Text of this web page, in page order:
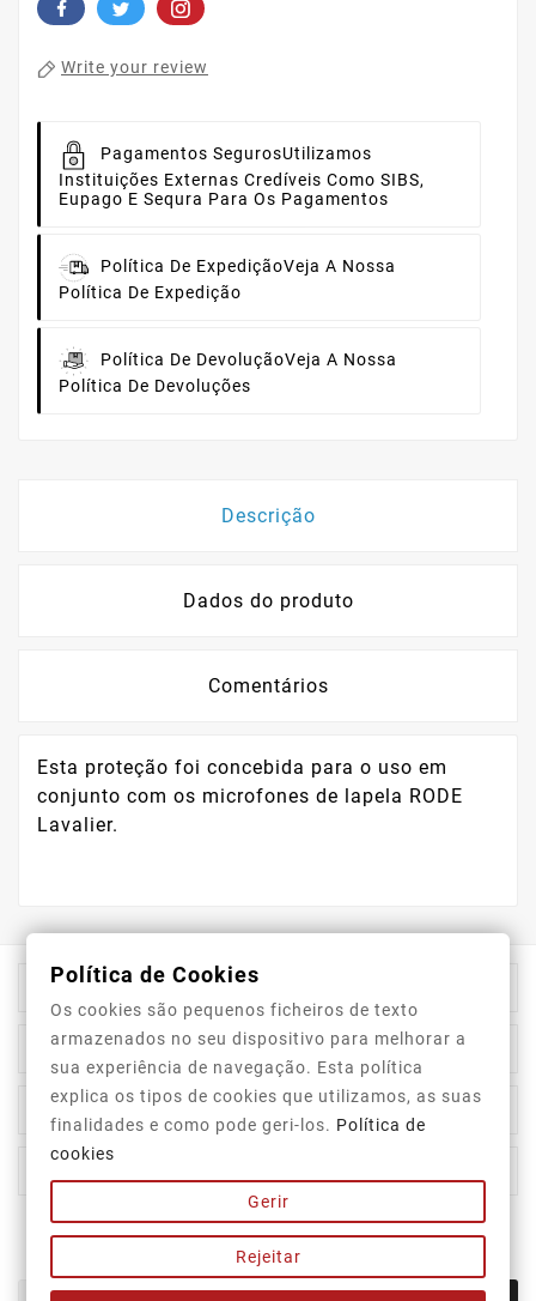
Write your review
Pagamentos SegurosUtilizamos
Instituições Externas Credíveis Como SIBS,
Eupago E Sequra Para Os Pagamentos
Política De ExpediçãoVeja A Nossa
Política De Expedição
Política De DevoluçãoVeja A Nossa
Política De Devoluções
Descrição
Dados do produto
Comentários
Esta proteção foi concebida para o uso em
conjunto com os microfones de lapela RODE
Lavalier.
Informação Da Loja
Top Categorias
A Nossa Empresa

Newsletter
Política de Cookies
Os cookies são pequenos ficheiros de texto
armazenados no seu dispositivo para melhorar a
sua experiência de navegação. Esta política
explica os tipos de cookies que utilizamos, as suas
finalidades e como pode geri-los. Política de
cookies
Gerir
Rejeitar